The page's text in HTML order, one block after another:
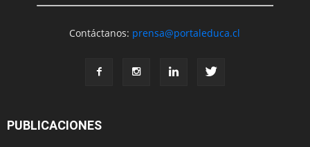
Contáctanos: prensa@portaleduca.cl
PUBLICACIONES